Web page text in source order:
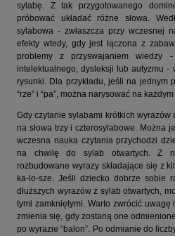
sylabę. Z tak przygotowanego
próbować układać różne słowa.
sylabowa - zwłaszcza przy wczesnej
efekty wtedy, gdy jest łączona z
problemy z przyswajaniem wiedzy
intelektualnego, dysleksji lub autyzmu -
rysunki. Dla przykładu, jeśli na jednym
“rze” i “pa”, można narysować na
Gdy czytanie sylabami krótkich
na słowa trzy i czterosylabowe. Można
wczesna nauka czytania przychodzi
na chwilę do sylab otwartych. Z
rozbudowane wyrazy składające się z
ka-lo-sze. Jeśli dziecko dobrze sobie
dłuższych wyrazów z sylab otwartych,
tymi zamkniętymi. Warto zwrócić uwagę
zmienia się, gdy zostaną one
po wyrazie “balon”. Po odmianie do